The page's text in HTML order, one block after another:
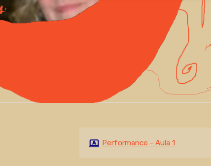
Performance - Aula 1